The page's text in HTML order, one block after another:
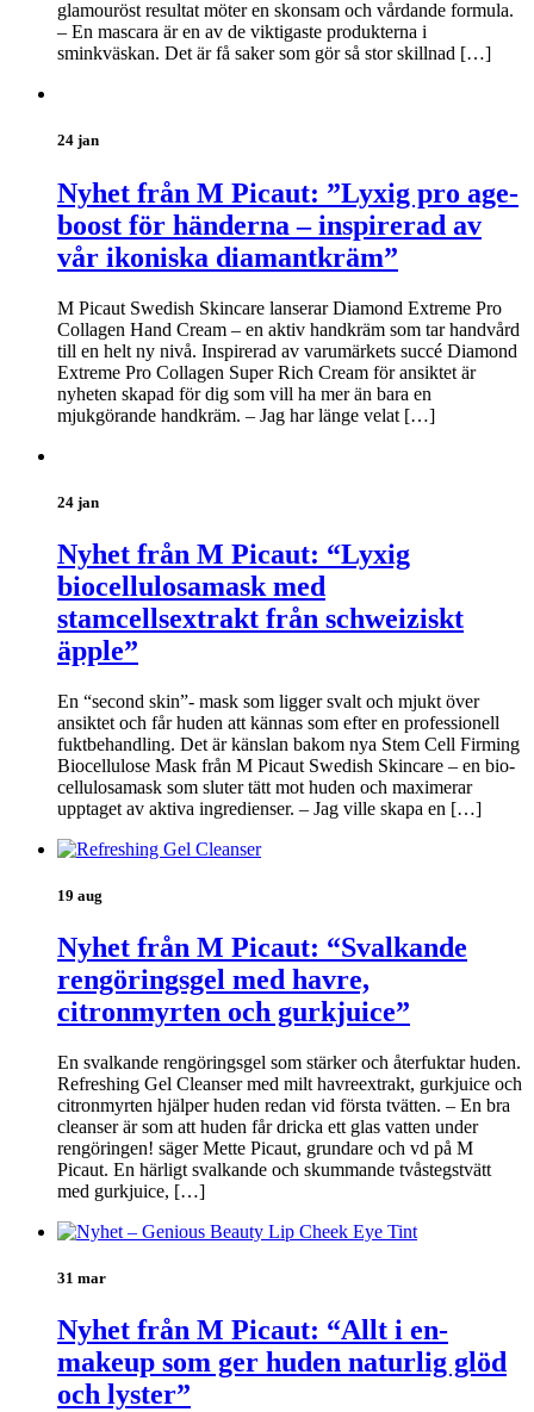
glamouröst resultat möter en skonsam och vårdande formula.
– En mascara är en av de viktigaste produkterna i
sminkväskan. Det är få saker som gör så stor skillnad […]
24 jan
Nyhet från M Picaut: ”Lyxig pro age-
boost för händerna – inspirerad av
vår ikoniska diamantkräm”
M Picaut Swedish Skincare lanserar Diamond Extreme Pro
Collagen Hand Cream – en aktiv handkräm som tar handvård
till en helt ny nivå. Inspirerad av varumärkets succé Diamond
Extreme Pro Collagen Super Rich Cream för ansiktet är
nyheten skapad för dig som vill ha mer än bara en
mjukgörande handkräm. – Jag har länge velat […]
24 jan
Nyhet från M Picaut: “Lyxig
biocellulosamask med
stamcellsextrakt från schweiziskt
äpple”
En “second skin”- mask som ligger svalt och mjukt över
ansiktet och får huden att kännas som efter en professionell
fuktbehandling. Det är känslan bakom nya Stem Cell Firming
Biocellulose Mask från M Picaut Swedish Skincare – en bio-
cellulosamask som sluter tätt mot huden och maximerar
upptaget av aktiva ingredienser. – Jag ville skapa en […]
19 aug
Nyhet från M Picaut: “Svalkande
rengöringsgel med havre,
citronmyrten och gurkjuice”
En svalkande rengöringsgel som stärker och återfuktar huden.
Refreshing Gel Cleanser med milt havreextrakt, gurkjuice och
citronmyrten hjälper huden redan vid första tvätten. – En bra
cleanser är som att huden får dricka ett glas vatten under
rengöringen! säger Mette Picaut, grundare och vd på M
Picaut. En härligt svalkande och skummande tvåstegstvätt
med gurkjuice, […]
31 mar
Nyhet från M Picaut: “Allt i en-
makeup som ger huden naturlig glöd
och lyster”